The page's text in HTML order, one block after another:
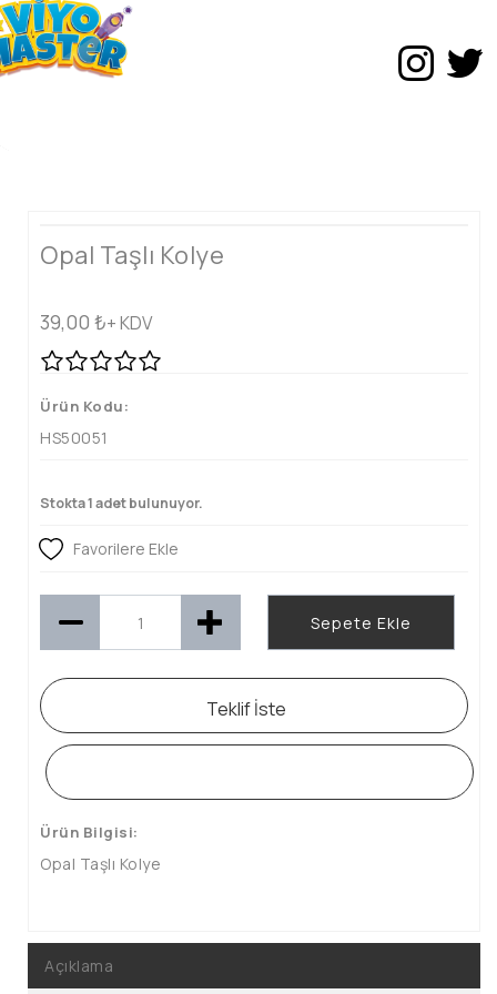
Opal Taşlı Kolye
39,00 ₺+ KDV
Ürün Kodu:
HS50051
Stokta 1 adet bulunuyor.
Favorilere Ekle
Sepete Ekle
Teklif İste
Ürün Bilgisi:
Opal Taşlı Kolye
Açıklama